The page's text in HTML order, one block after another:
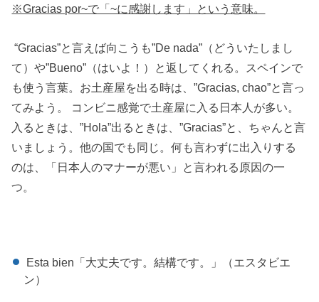
※Gracias por~で「~に感謝します」という意味。
“Gracias”と言えば向こうも”De nada”（どういたしまし
て）や”Bueno”（はいよ！）と返してくれる。スペインで
も使う言葉。お土産屋を出る時は、”Gracias, chao”と言っ
てみよう。 コンビニ感覚で土産屋に入る日本人が多い。
入るときは、”Hola”出るときは、”Gracias”と、ちゃんと言
いましょう。他の国でも同じ。何も言わずに出入りする
のは、「日本人のマナーが悪い」と言われる原因の一
つ。
Esta bien「大丈夫です。結構です。」（エスタビエ
ン）